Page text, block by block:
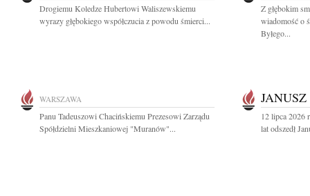
Drogiemu Koledze Hubertowi Waliszewskiemu
wyrazy głębokiego współczucia z powodu śmierci...
Z głębokim
wiadomość o
Byłego...
WARSZAWA
Panu Tadeuszowi Chacińskiemu Prezesowi Zarządu
Spółdzielni Mieszkaniowej "Muranów"...
12 lipca 2026
lat odszedł